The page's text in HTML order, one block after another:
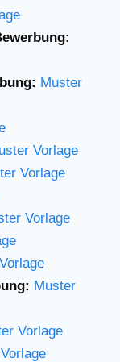
Muster
Vorlage
Vorlage
Vorlage
Muster
Vorlage